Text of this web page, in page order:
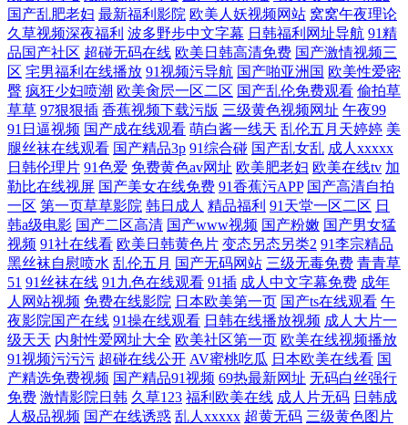
国产乱肥老妇 最新福利影院 欧美人妖视频网站 窝窝午夜理论
久草视频深夜福利 波多野步中文字幕 日韩福利网址导航 91精
品国产社区 超碰无码在线 欧美日韩高清免费 国产激情视频三
区 宅男福利在线播放 91视频污导航 国产啪亚洲国 欧美性爱密
臀 疯狂少妇喷潮 欧美肏屄一区二区 国产乱伦免费观看 偷拍草
草草 97狠狠插 香蕉视频下载污版 三级黄色视频网址 午夜99
91日逼视频 国产成在线观看 萌白酱一线天 乱伦五月天婷婷 美
腿丝袜在线观看 国产精品3p 91综合碰 国产乱女乱 成人xxxxx
日韩伦理片 91色爱 免费黄色av网址 欧美肥老妇 欧美在线tv 加
勒比在线视屏 国产美女在线免费 91香蕉污APP 国产高清自拍
一区 第一页草草影院 韩日成人 精品福利 91天堂一区二区 日
韩a级电影 国产二区高清 国产www视频 国产粉嫩 国产男女猛
视频 91社在线看 欧美日韩黄色片 变态另态另类2 91李宗精品
黑丝袜自慰喷水 乱伦五月 国产无码网站 三级无毒免费 青青草
51 91丝袜在线 91九色在线观看 91插 成人中文字幕免费 成年
人网站视频 免费在线影院 日本欧美第一页 国产ts在线观看 午
夜影院国产在线 91操在线观看 日韩在线播放视频 成人大片一
级天天 内射性爱网址大全 欧美社区第一页 欧美在线视频播放
91视频污污污 超碰在线公开 AV蜜桃吃瓜 日本欧美在线看 国
产精选免费视频 国产精品91视频 69热最新网址 无码白丝强行
免费 激情影院日韩 久草123 福利欧美在线 成人片无码 日韩成
人极品视频 国产在线诱惑 乱人xxxxx 超黄无码 三级黄色图片